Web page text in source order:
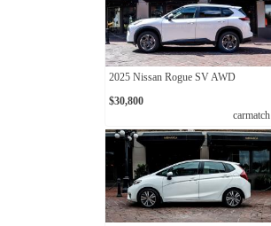
2025 Nissan Rogue SV AWD
$30,800
carmatch